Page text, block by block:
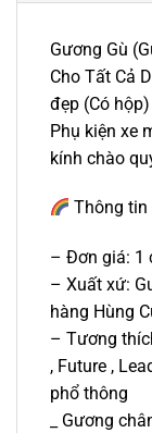
Gương Gù
Cho Tất Cả
đẹp (Có hộp)
Phụ kiện xe
kính chào
Thông tin
– Đơn giá: 1
– Xuất xứ:
hàng Hùng
– Tương
, Future ,
phổ thông
_ Gương